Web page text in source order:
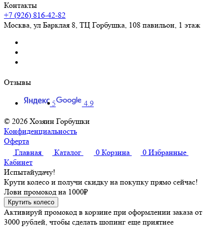
Контакты
+7 (926) 816-42-82
Москва, ул Барклая 8, ТЦ Горбушка, 108 павильон, 1 этаж
Отзывы
5
4.9
© 2026 Хозяин Горбушки
Конфиденциальность
Оферта
Главная
Каталог 0 Корзина 0 Избранные
Кабинет
Испытайудачу!
Крути колесо и получи скидку на покупку прямо сейчас!
Лови промокод на 1000₽
Крутить колесо
Активируй промокод в корзине при оформлении заказа от
3000 рублей, чтобы сделать шопинг еще приятнее